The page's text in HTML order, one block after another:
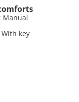
Manual
key